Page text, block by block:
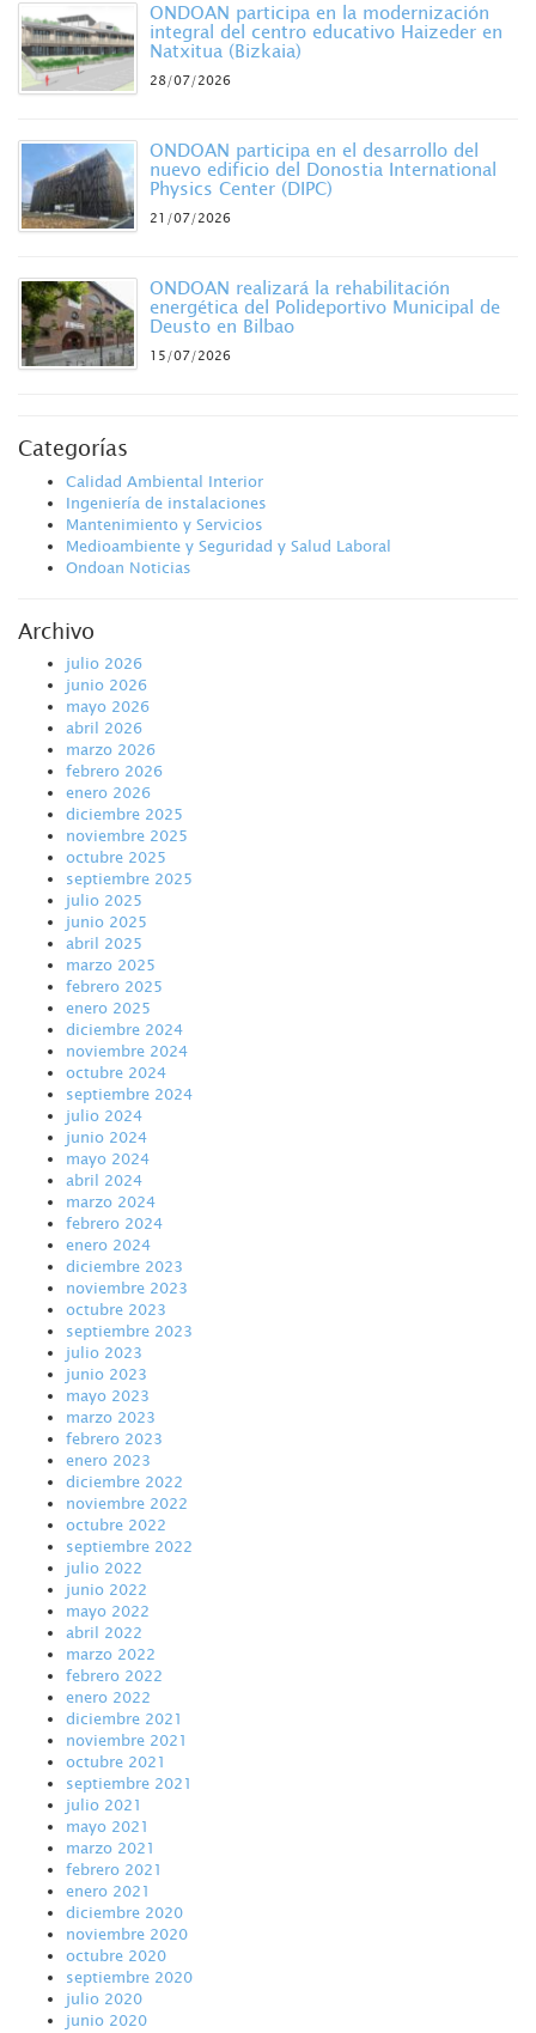
ONDOAN participa en la modernización
integral del centro educativo Haizeder en
Natxitua (Bizkaia)
28/07/2026
ONDOAN participa en el desarrollo del
nuevo edificio del Donostia International
Physics Center (DIPC)
21/07/2026
ONDOAN realizará la rehabilitación
energética del Polideportivo Municipal de
Deusto en Bilbao
15/07/2026
Categorías
Calidad Ambiental Interior
Ingeniería de instalaciones
Mantenimiento y Servicios
Medioambiente y Seguridad y Salud Laboral
Ondoan Noticias
Archivo
julio 2026
junio 2026
mayo 2026
abril 2026
marzo 2026
febrero 2026
enero 2026
diciembre 2025
noviembre 2025
octubre 2025
septiembre 2025
julio 2025
junio 2025
abril 2025
marzo 2025
febrero 2025
enero 2025
diciembre 2024
noviembre 2024
octubre 2024
septiembre 2024
julio 2024
junio 2024
mayo 2024
abril 2024
marzo 2024
febrero 2024
enero 2024
diciembre 2023
noviembre 2023
octubre 2023
septiembre 2023
julio 2023
junio 2023
mayo 2023
marzo 2023
febrero 2023
enero 2023
diciembre 2022
noviembre 2022
octubre 2022
septiembre 2022
julio 2022
junio 2022
mayo 2022
abril 2022
marzo 2022
febrero 2022
enero 2022
diciembre 2021
noviembre 2021
octubre 2021
septiembre 2021
julio 2021
mayo 2021
marzo 2021
febrero 2021
enero 2021
diciembre 2020
noviembre 2020
octubre 2020
septiembre 2020
julio 2020
junio 2020